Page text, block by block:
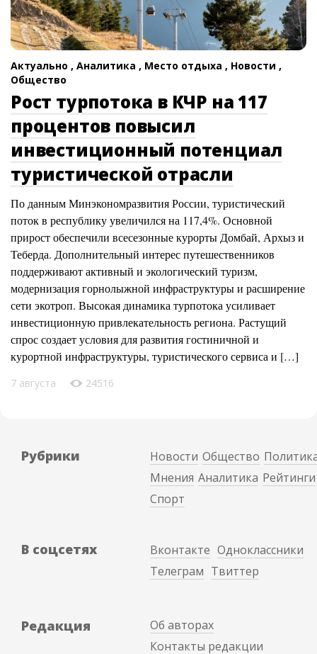
Актуально , Аналитика , Место отдыха , Новости ,
Общество
Рост турпотока в КЧР на 117
процентов повысил
инвестиционный потенциал
туристической отрасли
По данным Минэкономразвития России, туристический
поток в республику увеличился на 117,4%. Основной
прирост обеспечили всесезонные курорты Домбай, Архыз и
Теберда. Дополнительный интерес путешественников
поддерживают активный и экологический туризм,
модернизация горнолыжной инфраструктуры и расширение
сети экотроп. Высокая динамика турпотока усиливает
инвестиционную привлекательность региона. Растущий
спрос создает условия для развития гостиничной и
курортной инфраструктуры, туристического сервиса и […]
7 августа 24516
Рубрики Новости Общество
Мнения Аналитика Рейтинги
Спорт
В соцсетях Вконтакте Одноклассники
Телеграм Твиттер
Редакция
Об авторах
Контакты редакции